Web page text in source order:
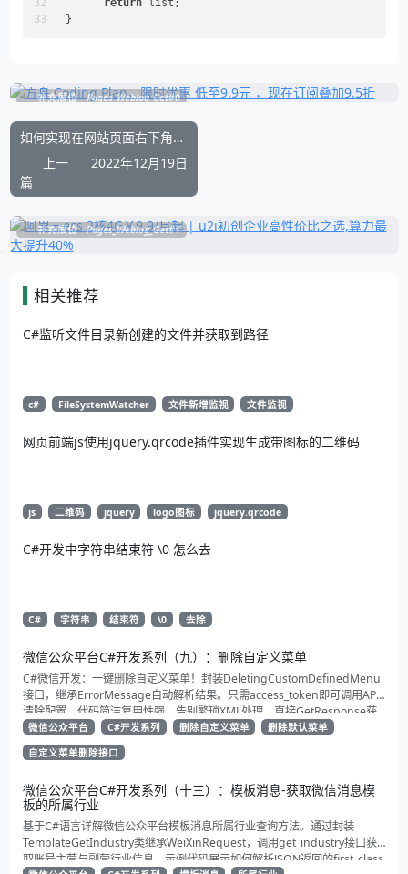
return list;
}
补充展位 Pages_Weblog_Get#0
如何实现在网站页面右下角添加悬浮动态卡通公仔网页特效
上一
篇
2022年12月19日
补充展位 Pages_Weblog_Get#1
相关推荐
C#监听文件目录新创建的文件并获取到路径
c# FileSystemWatcher 文件新增监视 文件监视
网页前端js使用jquery.qrcode插件实现生成带图标的二维码
js 二维码 jquery logo图标 jquery.qrcode
C#开发中字符串结束符 \0 怎么去
C# 字符串 结束符 \0 去除
微信公众平台C#开发系列（九）：删除自定义菜单
C#微信开发：一键删除自定义菜单！封装DeletingCustomDefinedMenu
接口，继承ErrorMessage自动解析结果。只需access_token即可调用API
清除配置。代码简洁复用性强，告别繁琐XML处理，直接GetResponse获
取状态。适合动态管理公众号的开发者，建议收藏备用！
微信公众平台 C#开发系列 删除自定义菜单
删除默认菜单
自定义菜单删除接口
微信公众平台C#开发系列（十三）：模板消息-获取微信消息模
板的所属行业
基于C#语言详解微信公众平台模板消息所属行业查询方法。通过封装
TemplateGetIndustry类继承WeiXinRequest，调用get_industry接口获
取账号主营与副营行业信息。示例代码展示如何解析JSON返回的first_class